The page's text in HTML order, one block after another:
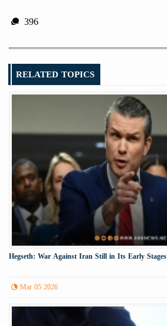
396
RELATED TOPICS
Hegseth: War Against Iran Still in Its Early Stages
Mar 05 2026